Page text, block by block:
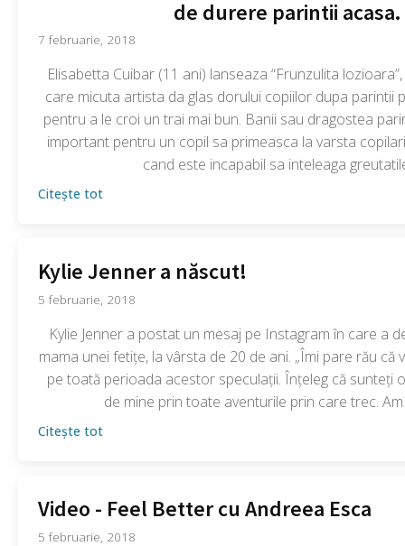
de durere parintii acasa.
7 februarie, 2018
Elisabetta Cuibar (11 ani) lanseaza “Frunzulita
care micuta artista da glas dorului copiilor dupa parintii
pentru a le croi un trai mai bun. Banii sau dragostea
important pentru un copil sa primeasca la varsta
cand este incapabil sa inteleaga
Citește tot
Kylie Jenner a născut!
5 februarie, 2018
Kylie Jenner a postat un mesaj pe Instagram în care a
mama unei fetițe, la vârsta de 20 de ani. „Îmi pare rău că
pe toată perioada acestor speculații. Înțeleg că sunteți
de mine prin toate aventurile prin care trec.
Citește tot
Video - Feel Better cu Andreea Esca
5 februarie, 2018